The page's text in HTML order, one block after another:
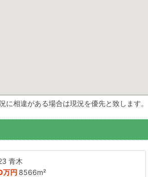
に相違がある場合は現況を優先と致します。
青木
円 8566m²